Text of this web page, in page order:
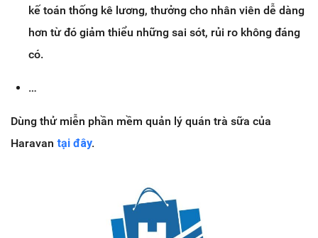
kế toán thống kê lương, thưởng cho nhân viên dễ dàng
hơn từ đó giảm thiểu những sai sót, rủi ro không đáng
có.
…
Dùng thử miễn phần mềm quản lý quán trà sữa của
Haravan tại đây.